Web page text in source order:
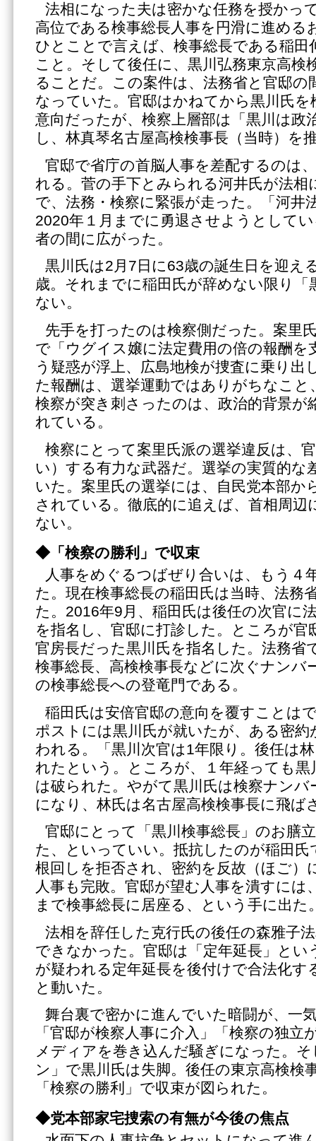
法相になった夫は密かな任務を授かっ
高位である検事総長人事を円滑に進める
ひとことで言えば、検事総長である稲田
こと。そして後任に、黒川弘務東京高検
ることだ。この案件は、法務省と官邸の
なっていた。官邸はかねてから黒川氏を
意向だったが、検察上層部は「黒川は政
し、林真琴名古屋高検検事長（当時）を
官邸で省庁の首脳人事を差配するのは
れる。菅の手下とみられる河井氏が法相
で、法務・検察に緊張が走った。「河井
2020年１月までに勇退させようとして
者の間に広がった。
黒川氏は2月7日に63歳の誕生日を迎え
歳。それまでに稲田氏が辞めない限り「
ない。
先手を打ったのは検察側だった。案里
で「ウグイス嬢に法定費用の倍の報酬を
う疑惑が浮上、広島地検が捜査に乗り出
た報酬は、選挙運動ではありがちなこ
検察が突き刺さったのは、政治的背景が
れている。
検察にとって案里氏派の選挙違反は、
い）する有力な武器だ。選挙の実質的な
いた。案里氏の選挙には、自民党本部か
されている。徹底的に追えば、首相周辺
ない。
◆「検察の勝利」で収束
人事をめぐるつばぜり合いは、もう４
た。現在検事総長の稲田氏は当時、法務
た。2016年9月、稲田氏は後任の次官に
を指名し、官邸に打診した。ところが官
官房長だった黒川氏を指名した。法務省
検事総長、高検検事長などに次ぐナンバ
の検事総長への登竜門である。
稲田氏は安倍官邸の意向を覆すことは
ポストには黒川氏が就いたが、ある密
われる。「黒川次官は1年限り。後任は
れたという。ところが、１年経っても黒
は破られた。やがて黒川氏は検察ナンバ
になり、林氏は名古屋高検検事長に飛ば
官邸にとって「黒川検事総長」のお膳
た、といっていい。抵抗したのが稲田氏
根回しを拒否され、密約を反故（ほご）
人事も完敗。官邸が望む人事を潰すには
まで検事総長に居座る、という手に出た
法相を辞任した克行氏の後任の森雅子
できなかった。官邸は「定年延長」とい
が疑われる定年延長を後付けで合法化す
と動いた。
舞台裏で密かに進んでいた暗闘が、一
「官邸が検察人事に介入」「検察の独立
メディアを巻き込んだ騒ぎになった。
ン」で黒川氏は失脚。後任の東京高検検
「検察の勝利」で収束が図られた。
◆党本部家宅捜索の有無が今後の焦点